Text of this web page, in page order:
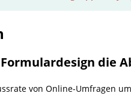
die
von Online-Umfragen